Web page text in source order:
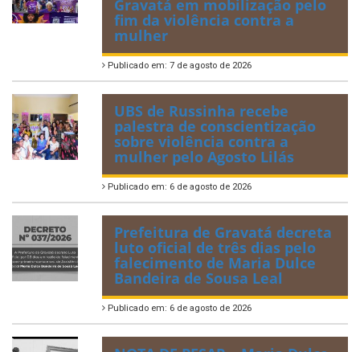
Gravatá em mobilização pelo
fim da violência contra a
mulher
Publicado em: 7 de agosto de 2026
UBS de Russinha recebe
palestra de conscientização
sobre violência contra a
mulher pelo Agosto Lilás
Publicado em: 6 de agosto de 2026
Prefeitura de Gravatá decreta
luto oficial de três dias pelo
falecimento de Maria Dulce
Bandeira de Sousa Leal
Publicado em: 6 de agosto de 2026